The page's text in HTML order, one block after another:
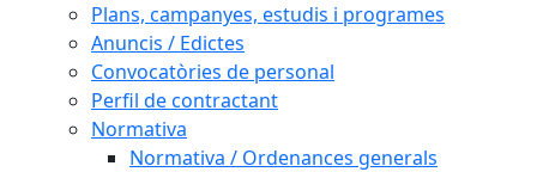
Plans, campanyes, estudis i programes
Anuncis / Edictes
Convocatòries de personal
Perfil de contractant
Normativa
Normativa / Ordenances generals